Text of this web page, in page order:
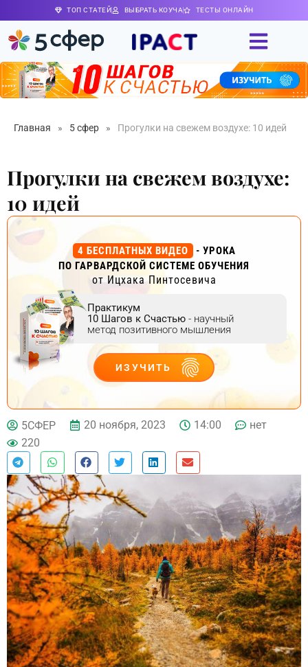
ТОП СТАТЕЙ ВЫБРАТЬ КОУЧА ТЕСТЫ ОНЛАЙН
Главная » 5 сфер » Прогулки на свежем воздухе: 10 идей
Прогулки на свежем воздухе:
10 идей
4 БЕСПЛАТНЫХ ВИДЕО
- УРОКА
ПО ГАРВАРДСКОЙ СИСТЕМЕ ОБУЧЕНИЯ
от Ицхака Пинтосевича
Практикум
10 Шагов к Счастью - научный
метод позитивного мышления
ИЗУЧИТЬ
ДЕЙСТВУЙ
5СФЕР 20 ноября, 2023 14:00
нет
220